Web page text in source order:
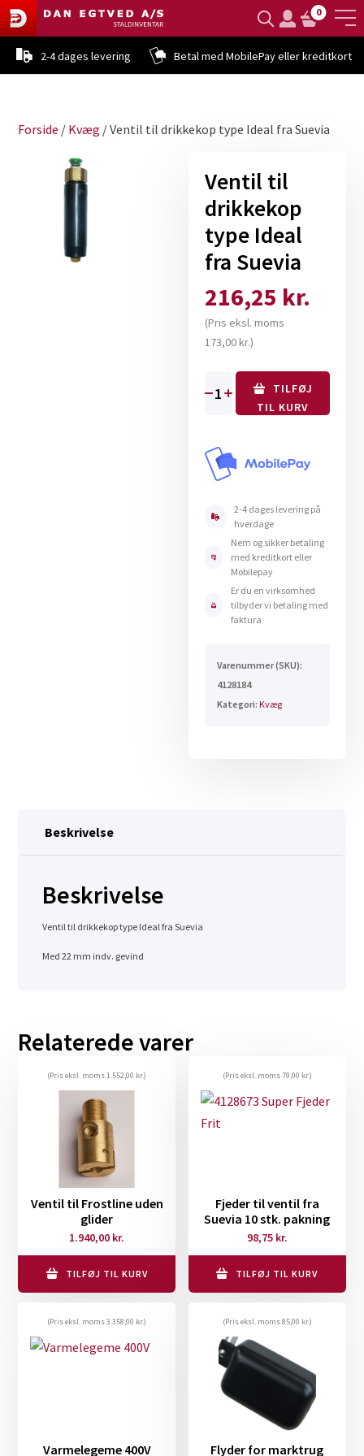
2-4 dages levering Betal med MobilePay eller kreditkort
0
Forside / Kvæg / Ventil til drikkekop type Ideal fra Suevia
Ventil til
drikkekop
type Ideal
fra Suevia
216,25 kr.
(Pris eksl. moms
173,00kr.)
Ventil
type
Ideal
Suevia
antal
TILFØJ
TIL KURV
2-4 dages levering på
hverdage
Nem og sikker betaling
med kreditkort eller
Mobilepay
Er du en virksomhed
tilbyder vi betaling med
faktura
Varenummer (SKU):
4128184
Kategori:Kvæg
Beskrivelse
Beskrivelse
Ventil til drikkekop type Ideal fra Suevia
Med 22 mm indv. gevind
Relaterede varer
(Pris eksl. moms1.552,00 kr.)
Ventil til Frostline uden
glider
1.940,00 kr.
TILFØJ TIL KURV
(Pris eksl. moms79,00 kr.)
Fjeder til ventil fra
Suevia 10 stk. pakning
98,75 kr.
TILFØJ TIL KURV
(Pris eksl. moms3.358,00 kr.)
Varmelegeme 400V
(Pris eksl. moms85,00 kr.)
Flyder for marktrug